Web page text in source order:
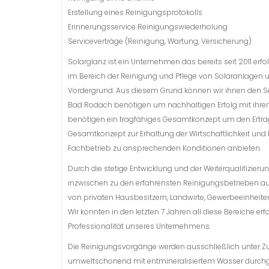
Erstellung eines Reinigungsprotokolls
Erinnerungsservice Reinigungswiederholung
Serviceverträge (Reinigung, Wartung, Versicherung)
Solarglanz ist ein Unternehmen das bereits seit 2011
im Bereich der Reinigung und Pflege von
Vordergrund. Aus diesem Grund können wir ihnen den
Bad Rodach benötigen um nachhaltigen Erfolg mit
benötigen ein tragfähiges Gesamtkonzept um den
Gesamtkonzept zur Erhaltung der Wirtschaftlichkeit
Fachbetrieb zu ansprechenden Konditionen anbieten.
Durch die stetige Entwicklung und der
inzwischen zu den erfahrensten Reinigungsbetrieben
von privaten Hausbesitzern, Landwirte,
Wir konnten in den letzten 7 Jahren all diese Bereiche
Professionalität unseres Unternehmens.
Die Reinigungsvorgänge werden ausschließlich unter
umweltschonend mit entmineralisiertem Wasser